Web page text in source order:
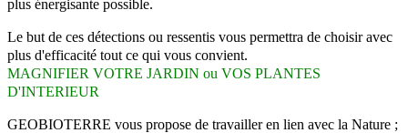
plus énergisante possible.
Le but de ces détections ou ressentis vous permettra de choisir avec
plus d'efficacité tout ce qui vous convient.
MAGNIFIER VOTRE JARDIN ou VOS PLANTES
D'INTERIEUR
GEOBIOTERRE vous propose de travailler en lien avec la Nature ;